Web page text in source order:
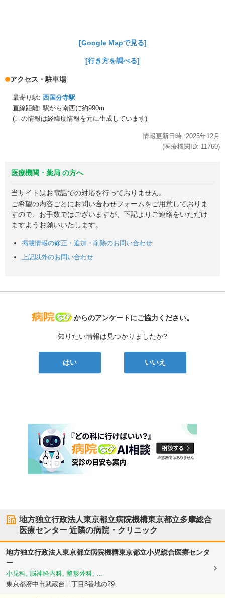
[Google Mapで見る]
[行き方を調べる]
アクセス・駐車場
最寄り駅: 西国分寺駅
直線距離: 駅から南西に約990m
(この情報は経緯度情報を元に生成しています)
情報更新日時: 2025年12月
(医療機関ID: 11760)
医療機関・薬局 の方へ
当サイトはお電話での対応を行っておりません。
ご希望の内容ごとにお問い合わせフォームをご用意しておりま
すので、お手数ではございますが、下記よりご連絡をいただけ
ますようお願いいたします。
掲載情報の修正・追加・削除のお問い合わせ
上記以外のお問い合わせ
病院なび
からのアンケートにご協力ください。
知りたい情報は見つかりましたか?
はい いいえ
地方独立行政法人東京都立病院機構東京都立多摩総合
医療センター 近隣の病院・クリニック
地方独立行政法人東京都立病院機構東京都立小児総合医療センタ
ー
小児科, 脳神経内科, 整形外科, ...
東京都府中市武蔵台二丁目8番地の29